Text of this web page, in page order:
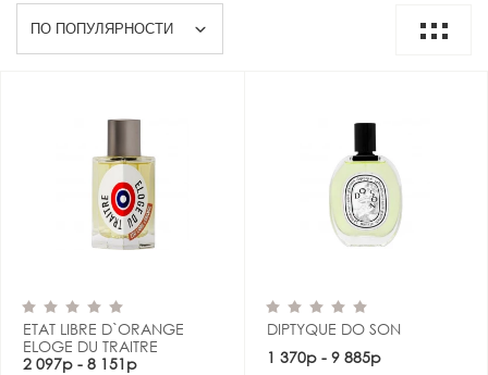
ETAT LIBRE D`ORANGE
ELOGE DU TRAITRE
2 097р - 8 151р
DIPTYQUE DO SON
1 370р - 9 885р